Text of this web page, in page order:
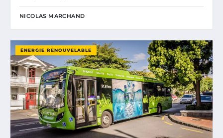
NICOLAS MARCHAND
ÉNERGIE RENOUVELABLE